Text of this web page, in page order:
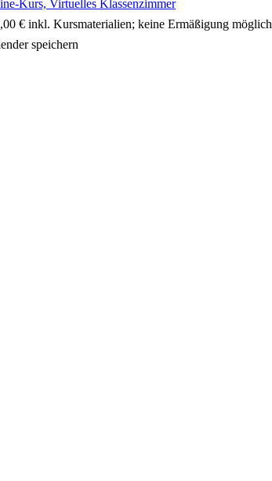
Kurs, Virtuelles Klassenzimmer
€ inkl. Kursmaterialien; keine Ermäßigung möglich
speichern